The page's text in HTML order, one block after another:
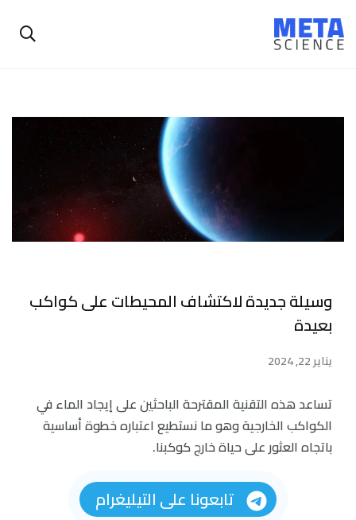
وسيلة جديدة لاكتشاف المحيطات على كواكب
بعيدة
يناير 22, 2024
تساعد هذه التقنية المقترحة الباحثين على إيجاد الماء في
الكواكب الخارجية وهو ما نستطيع اعتباره خطوة أساسية
باتجاه العثور على حياة خارج كوكبنا.
تابعونا على التيليغرام